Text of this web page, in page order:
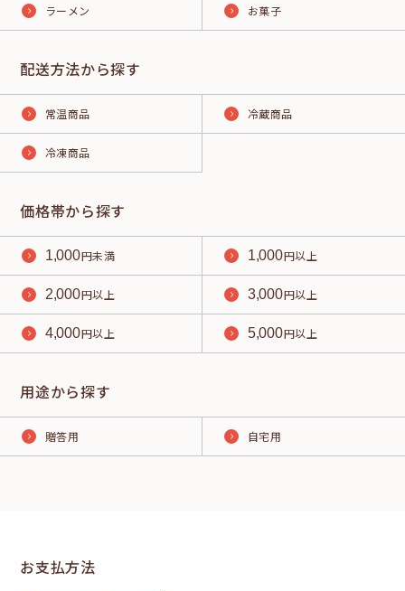
ラーメン お菓子
配送方法から探す
常温商品 冷蔵商品
冷凍商品
価格帯から探す
1,000円未満 1,000円以上
2,000円以上 3,000円以上
4,000円以上 5,000円以上
用途から探す
贈答用 自宅用
お支払方法